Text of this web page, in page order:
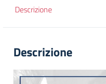
Descrizione
Descrizione